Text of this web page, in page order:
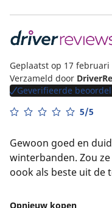
Geplaatst op 17 februari
Verzameld door
Geverifieerde
5/5
Gewoon goed en
winterbanden. Zou
oook als beste uit de
Opnieuw kopen